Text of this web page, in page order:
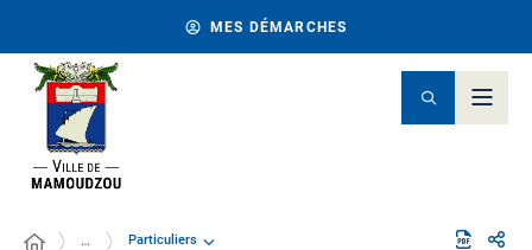
MES DÉMARCHES
… Particuliers